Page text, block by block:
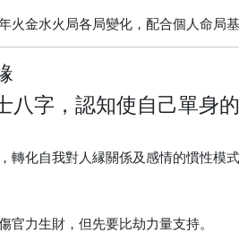
火金水火局各局變化，配合個人命局基
八字，認知使自己單身
轉化自我對人縁關係及感情的慣性模
官力生財，但先要比劫力量支持。